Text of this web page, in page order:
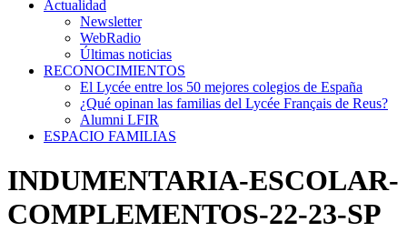
Actualidad
Newsletter
WebRadio
Últimas noticias
RECONOCIMIENTOS
El Lycée entre los 50 mejores colegios de España
¿Qué opinan las familias del Lycée Français de Reus?
Alumni LFIR
ESPACIO FAMILIAS
INDUMENTARIA-ESCOLAR-
COMPLEMENTOS-22-23-SP